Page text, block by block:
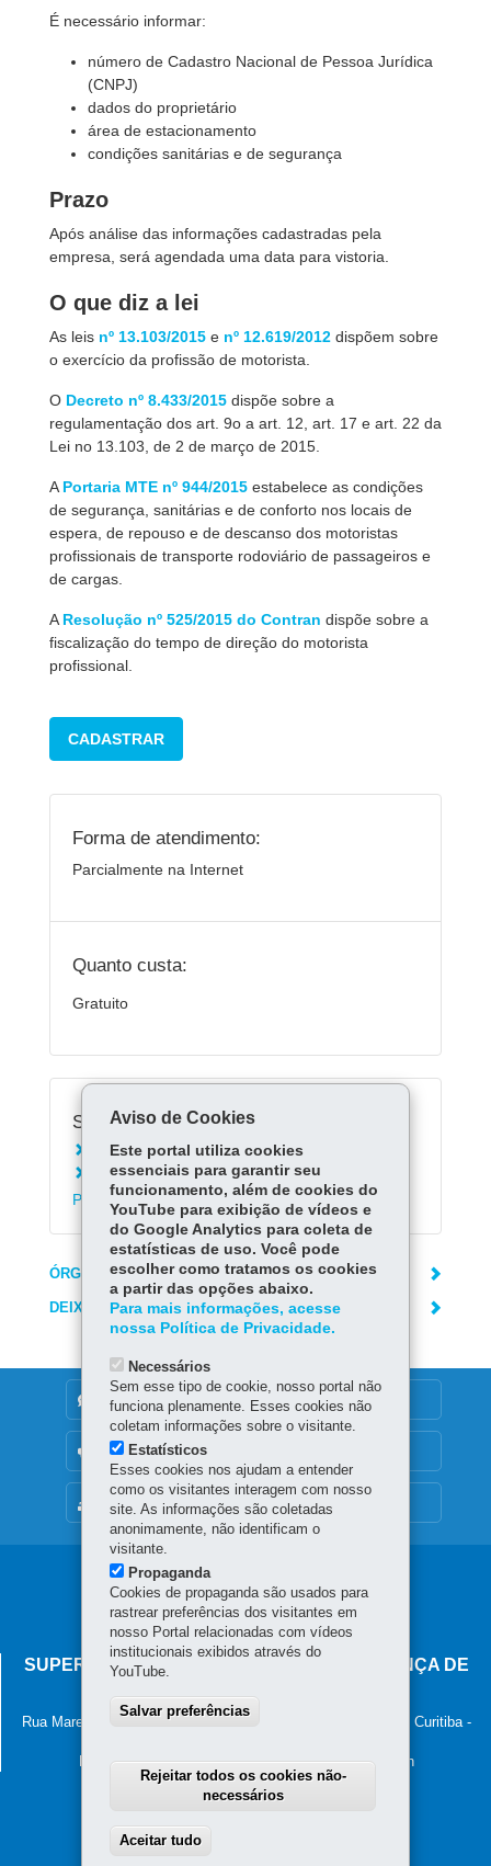
É necessário informar:
número de Cadastro Nacional de Pessoa Jurídica
(CNPJ)
dados do proprietário
área de estacionamento
condições sanitárias e de segurança
Prazo
Após análise das informações cadastradas pela
empresa, será agendada uma data para vistoria.
O que diz a lei
As leis nº 13.103/2015 e nº 12.619/2012 dispõem sobre
o exercício da profissão de motorista.
O Decreto nº 8.433/2015 dispõe sobre a
regulamentação dos art. 9o a art. 12, art. 17 e art. 22 da
Lei no 13.103, de 2 de março de 2015.
A Portaria MTE nº 944/2015 estabelece as condições
de segurança, sanitárias e de conforto nos locais de
espera, de repouso e de descanso dos motoristas
profissionais de transporte rodoviário de passageiros e
de cargas.
A Resolução nº 525/2015 do Contran dispõe sobre a
fiscalização do tempo de direção do motorista
profissional.
CADASTRAR
Forma de atendimento:
Parcialmente na Internet
Quanto custa:
Gratuito
Serviços Relacionados:
Consultar a malha rodoviária do Paraná
Consultar o Sistema Rodoviário Estadual do
Paraná
ÓRGÃO RESPONSÁVEL
DEIXE SUA OPINIÃO
MAPA DO SITE
DENUNCIE CORRUPÇÃO
OUVIDORIA
Navegação
principal
SUPERINTENDÊNCIA-GERAL DE GOVERNANÇA DE
Rua Marechal Deodoro, 806, 13º andar - Centro Curitiba -
Horário de atendimento: 8h30 às 12h e 13h30 às 18h
Aviso de Cookies
Este portal utiliza cookies
essenciais para garantir seu
funcionamento, além de cookies do
YouTube para exibição de vídeos e
do Google Analytics para coleta de
estatísticas de uso. Você pode
escolher como tratamos os cookies
a partir das opções abaixo.
Para mais informações, acesse
nossa Política de Privacidade.
Necessários
Sem esse tipo de cookie, nosso portal não
funciona plenamente. Esses cookies não
coletam informações sobre o visitante.
Estatísticos
Esses cookies nos ajudam a entender
como os visitantes interagem com nosso
site. As informações são coletadas
anonimamente, não identificam o
visitante.
Propaganda
Cookies de propaganda são usados para
rastrear preferências dos visitantes em
nosso Portal relacionadas com vídeos
institucionais exibidos através do
YouTube.
Salvar preferências
Rejeitar todos os cookies não-
necessários
Aceitar tudo